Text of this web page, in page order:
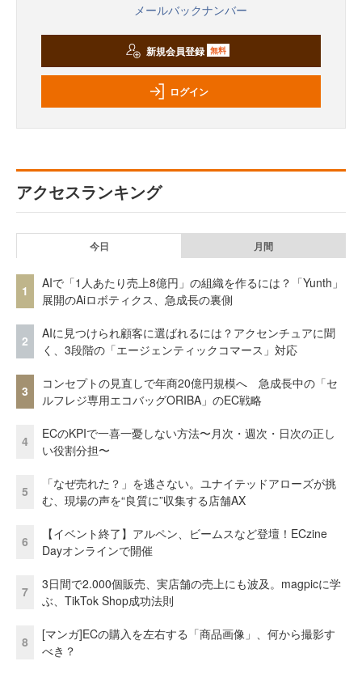
メールバックナンバー
新規会員登録 無料
ログイン
アクセスランキング
今日 月間
1
AIで「1人あたり売上8億円」の組織を作るには？「Yunth」
展開のAiロボティクス、急成長の裏側
2
AIに見つけられ顧客に選ばれるには？アクセンチュアに聞
く、3段階の「エージェンティックコマース」対応
3
コンセプトの見直しで年商20億円規模へ 急成長中の「セ
ルフレジ専用エコバッグORIBA」のEC戦略
4
ECのKPIで一喜一憂しない方法〜月次・週次・日次の正し
い役割分担〜
5
「なぜ売れた？」を逃さない。ユナイテッドアローズが挑
む、現場の声を“良質に”収集する店舗AX
6
【イベント終了】アルペン、ビームスなど登壇！ECzine
Dayオンラインで開催
7
3日間で2.000個販売、実店舗の売上にも波及。magpicに学
ぶ、TikTok Shop成功法則
8
[マンガ]ECの購入を左右する「商品画像」、何から撮影す
べき？